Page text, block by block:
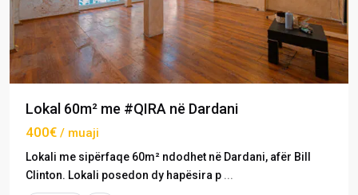
Lokal 60m² me #QIRA në Dardani
400€ / muaji
Lokali me sipërfaqe 60m² ndodhet në Dardani, afër Bill
Clinton. Lokali posedon dy hapësira p ...